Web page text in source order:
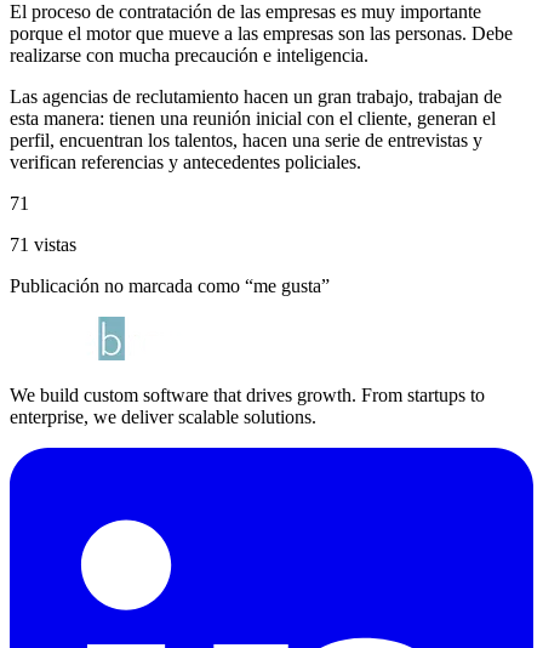
El proceso de contratación de las empresas es muy importante
porque el motor que mueve a las empresas son las personas. Debe
realizarse con mucha precaución e inteligencia.
Las agencias de reclutamiento hacen un gran trabajo, trabajan de
esta manera: tienen una reunión inicial con el cliente, generan el
perfil, encuentran los talentos, hacen una serie de entrevistas y
verifican referencias y antecedentes policiales.
71
71 vistas
Publicación no marcada como “me gusta”
We build custom software that drives growth. From startups to
enterprise, we deliver scalable solutions.